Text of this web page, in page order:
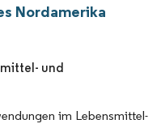
Nordamerika
und
im Lebensmittel-